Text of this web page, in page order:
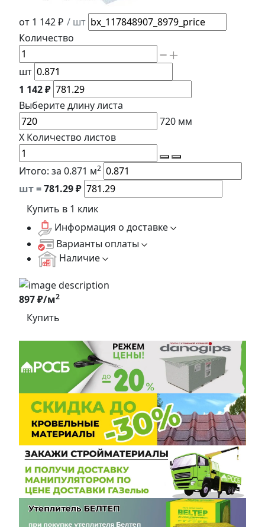
от 1 142 ₽ / шт
Количество
шт
1 142 ₽
Выберите длинулиста
720 мм
X Количество листов
Итого: за 0.871 м2
шт =781.29₽
Купить в 1 клик
Информация о доставке
Варианты оплаты
Наличие
897 ₽/м2
Купить